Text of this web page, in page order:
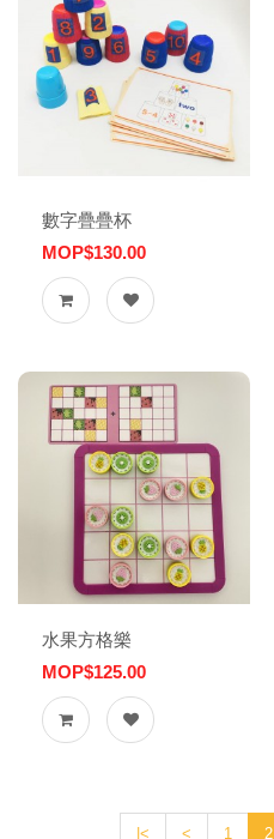
數字疊疊杯
MOP$130.00
水果方格樂
MOP$125.00
|< < 1 2